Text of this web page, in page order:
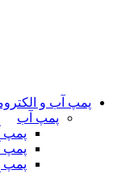
پمپ آب و
پمپ آب
پمپ
پمپ
پمپ